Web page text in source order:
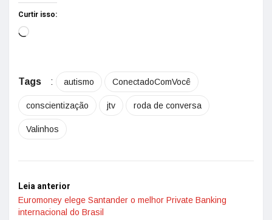
Curtir isso:
Tags : autismo ConectadoComVocê
conscientização jtv roda de conversa
Valinhos
Leia anterior
Euromoney elege Santander o melhor Private Banking
internacional do Brasil